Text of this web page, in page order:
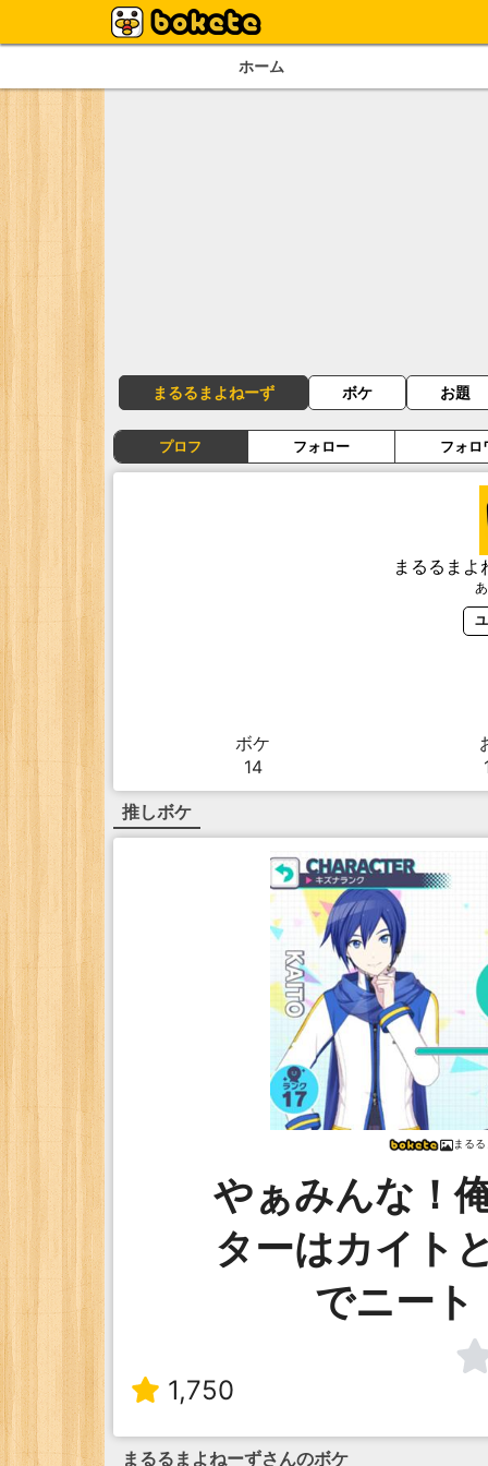
ホーム
まるるまよねーず ボケ お題
プロフ フォロー フォロ
まるるまよ
ボケ
14
推しボケ
まる
やぁみんな！
ターはカイト
でニート
1,750
まるるまよねーずさんのボケ